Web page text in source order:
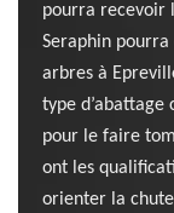
pourra recevoir
Seraphin
arbres à
type d’abattage
pour le faire
ont les
orienter la